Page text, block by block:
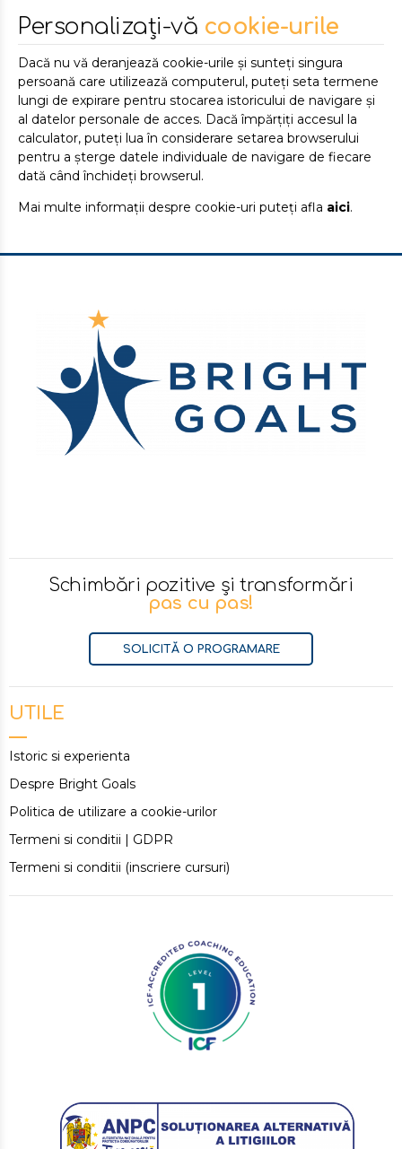
Personalizați-vă cookie-urile
Dacă nu vă deranjează cookie-urile și sunteți singura
persoană care utilizează computerul, puteți seta termene
lungi de expirare pentru stocarea istoricului de navigare și
al datelor personale de acces. Dacă împărțiți accesul la
calculator, puteți lua în considerare setarea browserului
pentru a șterge datele individuale de navigare de fiecare
dată când închideți browserul.
Mai multe informații despre cookie-uri puteți afla aici.
Schimbări pozitive și transformări
pas cu pas!
SOLICITĂ O PROGRAMARE
UTILE
Istoric si experienta
Despre Bright Goals
Politica de utilizare a cookie-urilor
Termeni si conditii | GDPR
Termeni si conditii (inscriere cursuri)